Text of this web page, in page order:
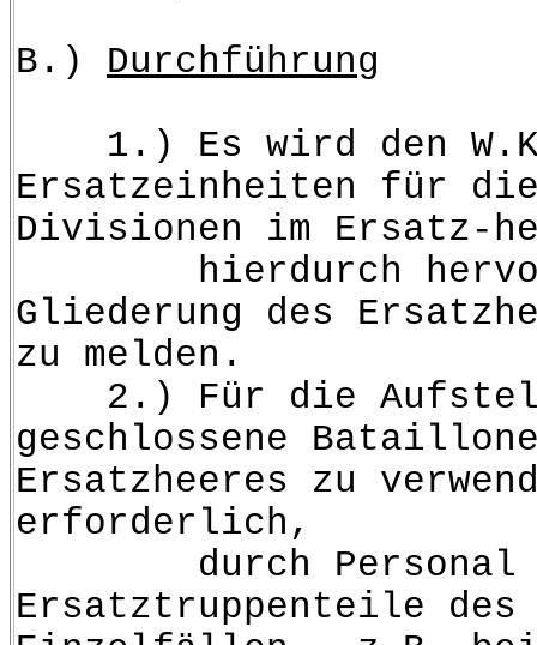
B.) Durchführung
1.) Es wird den
Ersatzeinheiten für
Divisionen im Ersatz-
hierdurch
Gliederung des
zu melden.
2.) Für die
geschlossene
Ersatzheeres zu
erforderlich,
durch Personal
Ersatztruppenteile